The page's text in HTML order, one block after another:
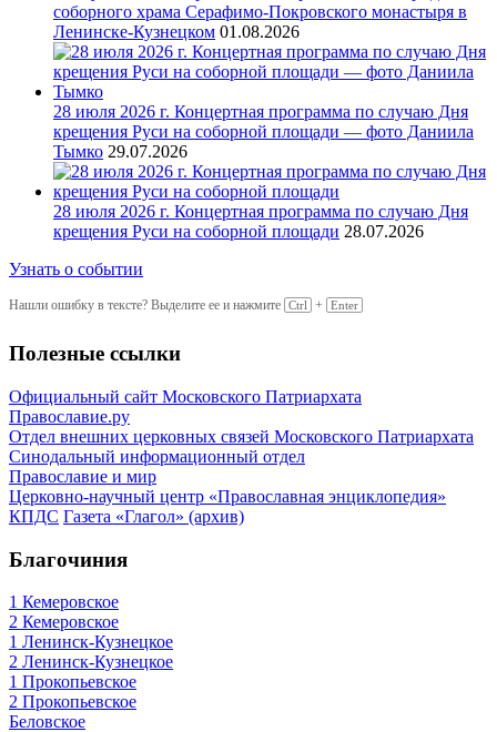
соборного храма Серафимо-Покровского монастыря в
Ленинске-Кузнецком 01.08.2026
28 июля 2026 г. Концертная программа по случаю Дня
крещения Руси на соборной площади — фото Даниила
Тымко 29.07.2026
28 июля 2026 г. Концертная программа по случаю Дня
крещения Руси на соборной площади 28.07.2026
Узнать о событии
Нашли ошибку в тексте? Выделите ее и нажмите Ctrl + Enter
Полезные ссылки
Официальный сайт Московского Патриархата
Православие.ру
Отдел внешних церковных связей Московского Патриархата
Синодальный информационный отдел
Православие и мир
Церковно-научный центр «Православная энциклопедия»
КПДС Газета «Глагол» (архив)
Благочиния
1 Кемеровское
2 Кемеровское
1 Ленинск-Кузнецкое
2 Ленинск-Кузнецкое
1 Прокопьевское
2 Прокопьевское
Беловское